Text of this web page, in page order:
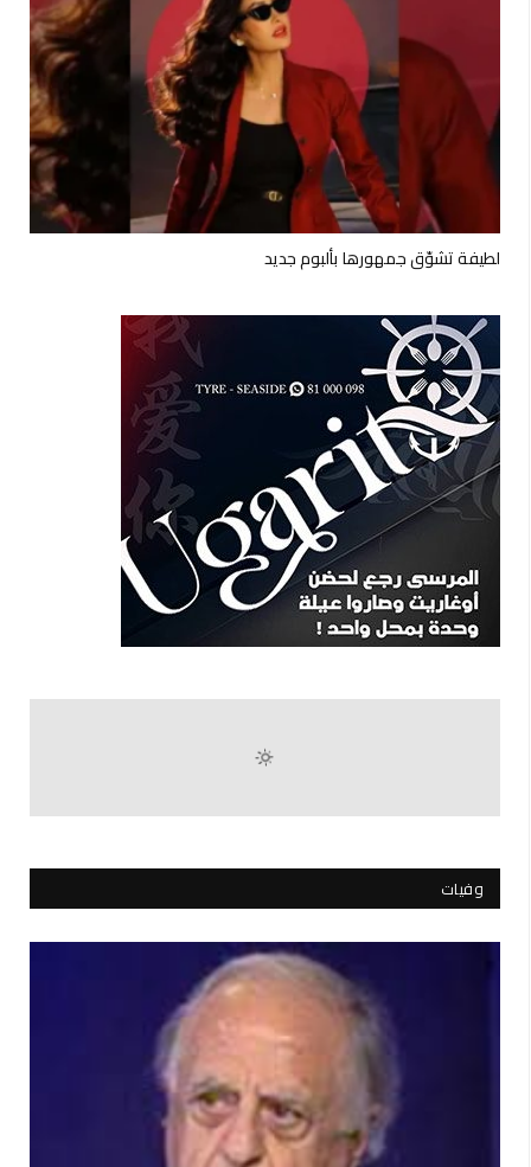
لطيفة تشوّق جمهورها بألبوم جديد
وفيات